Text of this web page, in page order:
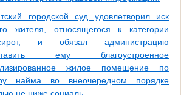
городской суд удовлетворил иск
жителя, относящегося к категории
сирот, и обязал администрацию
ему благоустроенное
жилое помещение по
найма во внеочередном порядке